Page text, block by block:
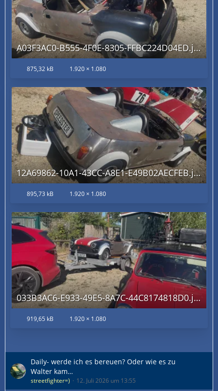
A03F3AC0-B555-4F0E-8305-FFBC224D04ED.jpg
875,32 kB 1.920 × 1.080
12A69862-10A1-43CC-A8E1-E49B02AECFEB.jpg
895,73 kB 1.920 × 1.080
033B3AC6-E933-49E5-8A7C-44C8174818D0.jpg
919,65 kB 1.920 × 1.080
Daily- werde ich es bereuen? Oder wie es zu
Walter kam…
streetfighter=) 12. Juli 2026 um 13:55